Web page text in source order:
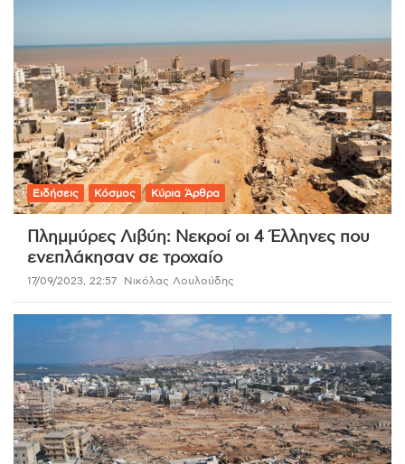
Ειδήσεις Κόσμος Κύρια Άρθρα
Πλημμύρες Λιβύη: Νεκροί οι 4 Έλληνες που
ενεπλάκησαν σε τροχαίο
17/09/2023, 22:57 Νικόλας Λουλούδης